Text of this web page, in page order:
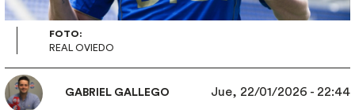
FOTO:
REAL OVIEDO
GABRIEL GALLEGO Jue, 22/01/2026 - 22:44